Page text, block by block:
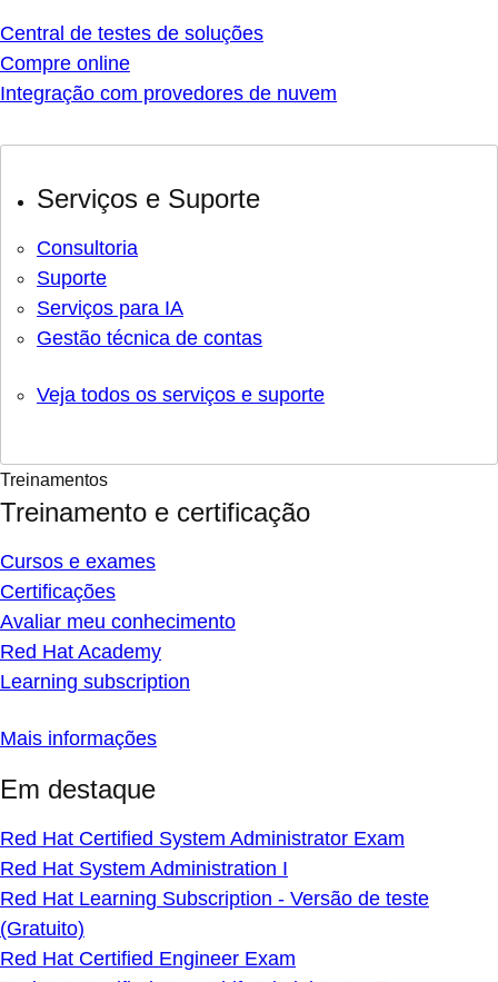
Central de testes de soluções
Compre online
Integração com provedores de nuvem
Serviços e Suporte
Consultoria
Suporte
Serviços para IA
Gestão técnica de contas
Veja todos os serviços e suporte
Treinamentos
Treinamento e certificação
Cursos e exames
Certificações
Avaliar meu conhecimento
Red Hat Academy
Learning subscription
Mais informações
Em destaque
Red Hat Certified System Administrator Exam
Red Hat System Administration I
Red Hat Learning Subscription - Versão de teste
(Gratuito)
Red Hat Certified Engineer Exam